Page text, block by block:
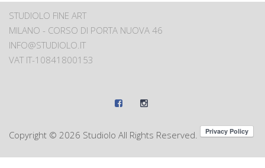
STUDIOLO FINE ART
MILANO - CORSO DI PORTA NUOVA 46
INFO@STUDIOLO.IT
VAT IT-10841800153
Copyright © 2026 Studiolo All Rights Reserved.